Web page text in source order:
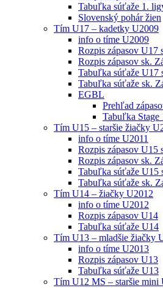
Tabuľka súťaže 1.
Slovenský pohár žien
Tím U17 – kadetky U2009
info o tíme U2009
Rozpis zápasov U17
Rozpis zápasov sk.
Tabuľka súťaže U17
Tabuľka súťaže sk.
EGBL
Prehľad
Tabuľka Stage
Tím U15 – staršie žiačky
info o tíme U2011
Rozpis zápasov U15
Rozpis zápasov sk.
Tabuľka súťaže U15
Tabuľka súťaže sk.
Tím U14 – žiačky U2012
info o tíme U2012
Rozpis zápasov U14
Tabuľka súťaže U14
Tím U13 – mladšie žiačky
info o tíme U2013
Rozpis zápasov U13
Tabuľka súťaže U13
Tím U12 MS – staršie mini